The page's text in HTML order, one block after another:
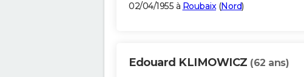
02/04/1955 à Roubaix(Nord)
Edouard KLIMOWICZ (62 ans)